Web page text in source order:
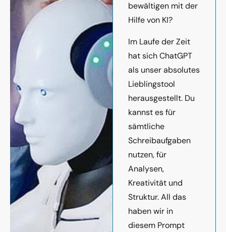
bewältigen mit der
Hilfe von KI?
Im Laufe der Zeit
hat sich ChatGPT
als unser absolutes
Lieblingstool
herausgestellt. Du
kannst es für
sämtliche
Schreibaufgaben
nutzen, für
Analysen,
Kreativität und
Struktur. All das
haben wir in
diesem Prompt